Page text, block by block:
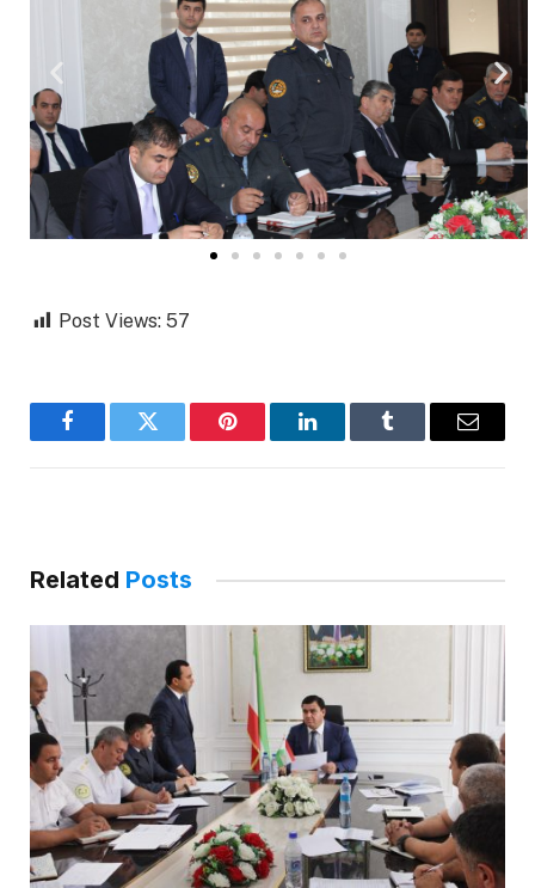
Post Views: 57
FacebookTwitter Pinterest LinkedInTumblr Email
Related Posts